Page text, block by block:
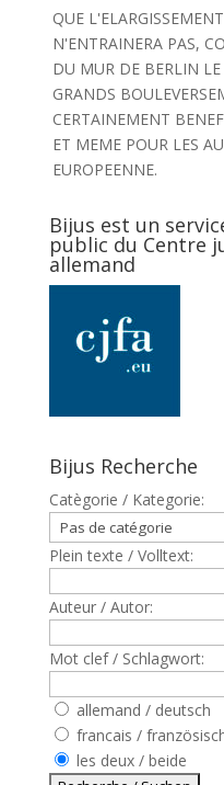
QUE
N'ENTRAINERA PAS,
DU MUR DE BERLIN
GRANDS
CERTAINEMENT
ET MEME POUR LES
EUROPEENNE.
Bijus est un
public du Centre
allemand
Bijus Recherche
Catègorie / Kategorie:
Plein texte / Volltext:
Auteur / Autor:
Mot clef / Schlagwort:
allemand / deutsch
francais /
les deux / beide